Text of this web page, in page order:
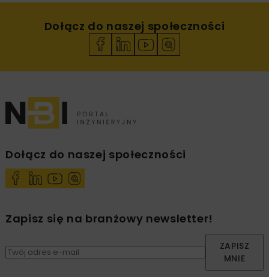
Dołącz do naszej społeczności
Dołącz do naszej społeczności
Zapisz się na branżowy newsletter!
ZAPISZ
MNIE